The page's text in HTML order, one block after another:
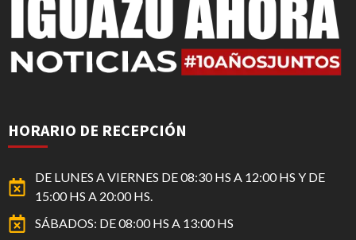
HORARIO DE RECEPCIÓN
DE LUNES A VIERNES DE 08:30 HS A 12:00 HS Y DE
15:00 HS A 20:00 HS.
SÁBADOS: DE 08:00 HS A 13:00 HS